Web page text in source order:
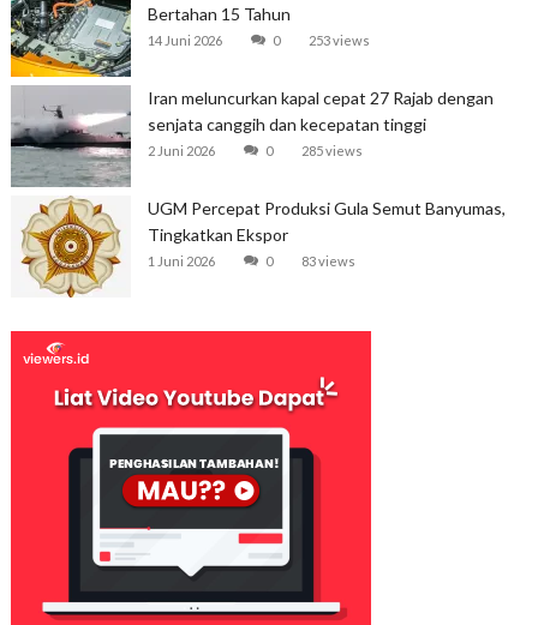
Bertahan 15 Tahun
14 Juni 2026 0 253 views
Iran meluncurkan kapal cepat 27 Rajab dengan
senjata canggih dan kecepatan tinggi
2 Juni 2026 0 285 views
UGM Percepat Produksi Gula Semut Banyumas,
Tingkatkan Ekspor
1 Juni 2026 0 83 views